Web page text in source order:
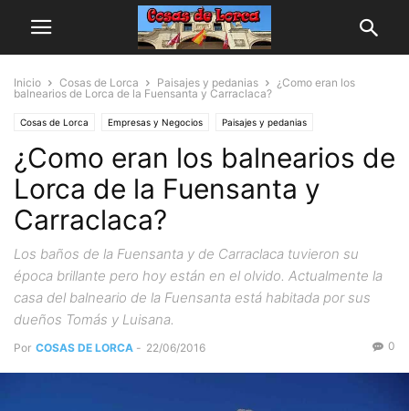
Inicio Cosas de Lorca Paisajes y pedanias
¿Como eran los
balnearios de Lorca de la Fuensanta y Carraclaca?
Cosas de Lorca Empresas y Negocios Paisajes y pedanias
¿Como eran los balnearios de
Lorca de la Fuensanta y
Carraclaca?
Los baños de la Fuensanta y de Carraclaca tuvieron su
época brillante pero hoy están en el olvido. Actualmente la
casa del balneario de la Fuensanta está habitada por sus
dueños Tomás y Luisana.
Por COSAS DE LORCA - 22/06/2016 0